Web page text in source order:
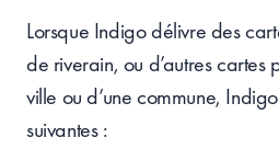
Lorsque Indigo délivre des
de riverain, ou d’autres cartes
ville ou d’une commune,
suivantes :